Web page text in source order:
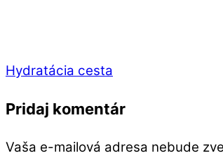
Hydratácia cesta
Pridaj komentár
Vaša e-mailová adresa nebude